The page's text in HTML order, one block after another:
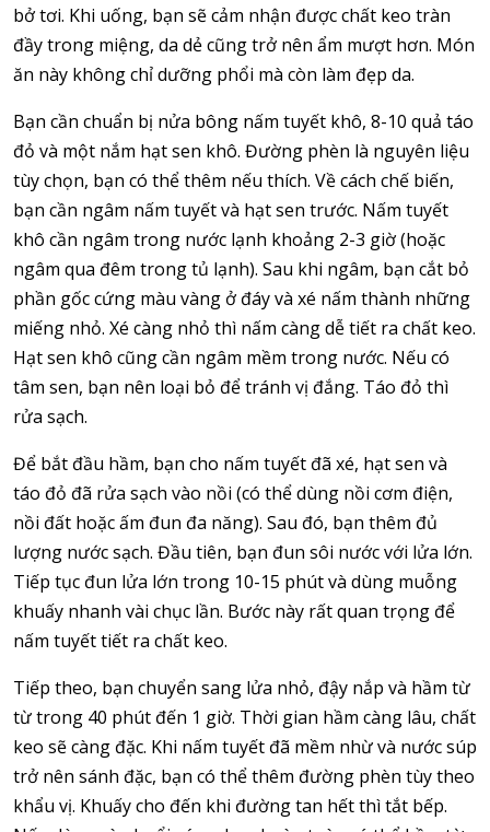
bở tơi. Khi uống, bạn sẽ cảm nhận được chất keo tràn
đầy trong miệng, da dẻ cũng trở nên ẩm mượt hơn. Món
ăn này không chỉ dưỡng phổi mà còn làm đẹp da.
Bạn cần chuẩn bị nửa bông nấm tuyết khô, 8-10 quả táo
đỏ và một nắm hạt sen khô. Đường phèn là nguyên liệu
tùy chọn, bạn có thể thêm nếu thích. Về cách chế biến,
bạn cần ngâm nấm tuyết và hạt sen trước. Nấm tuyết
khô cần ngâm trong nước lạnh khoảng 2-3 giờ (hoặc
ngâm qua đêm trong tủ lạnh). Sau khi ngâm, bạn cắt bỏ
phần gốc cứng màu vàng ở đáy và xé nấm thành những
miếng nhỏ. Xé càng nhỏ thì nấm càng dễ tiết ra chất keo.
Hạt sen khô cũng cần ngâm mềm trong nước. Nếu có
tâm sen, bạn nên loại bỏ để tránh vị đắng. Táo đỏ thì
rửa sạch.
Để bắt đầu hầm, bạn cho nấm tuyết đã xé, hạt sen và
táo đỏ đã rửa sạch vào nồi (có thể dùng nồi cơm điện,
nồi đất hoặc ấm đun đa năng). Sau đó, bạn thêm đủ
lượng nước sạch. Đầu tiên, bạn đun sôi nước với lửa lớn.
Tiếp tục đun lửa lớn trong 10-15 phút và dùng muỗng
khuấy nhanh vài chục lần. Bước này rất quan trọng để
nấm tuyết tiết ra chất keo.
Tiếp theo, bạn chuyển sang lửa nhỏ, đậy nắp và hầm từ
từ trong 40 phút đến 1 giờ. Thời gian hầm càng lâu, chất
keo sẽ càng đặc. Khi nấm tuyết đã mềm nhừ và nước súp
trở nên sánh đặc, bạn có thể thêm đường phèn tùy theo
khẩu vị. Khuấy cho đến khi đường tan hết thì tắt bếp.